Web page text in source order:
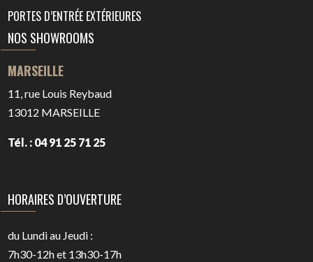
PORTES D’ENTRÉE EXTÉRIEURES
NOS SHOWROOMS
MARSEILLE
11, rue Louis Reybaud
13012 MARSEILLE
Tél. : 04 91 25 71 25
HORAIRES D’OUVERTURE
du Lundi au Jeudi :
7h30-12h et 13h30-17h